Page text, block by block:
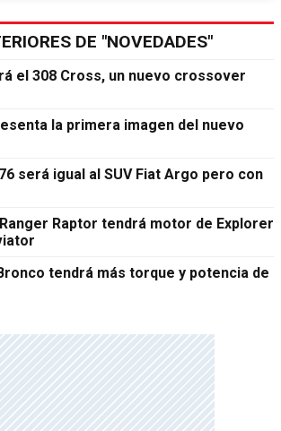
DE "NOVEDADES"
el 308 Cross, un nuevo crossover
la primera imagen del nuevo
será igual al SUV Fiat Argo pero con
Raptor tendrá motor de Explorer
tendrá más torque y potencia de